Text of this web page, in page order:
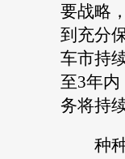
要战略
到充分
车市持
至3年
务将持
种种